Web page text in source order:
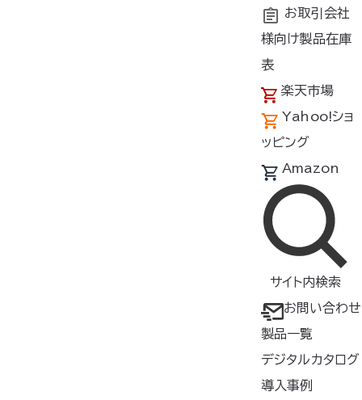
お取引会社
様向け製品在庫
表
楽天市場
Yahoo!ショ
ッピング
Amazon
サイト内検索
お問い合わせ
製品一覧
デジタルカタログ
導入事例
ウェア
長袖ブルゾン
KU91400
▶ 綿100％素材を高密度に織リ
上げ、空気漏れを少なくした、コ
▶ 吸湿性がよく、着心地 ・ 肌触リ
▶ タチエリタイプでカッコよく、シ
ャープに着こなせるハードなデザ